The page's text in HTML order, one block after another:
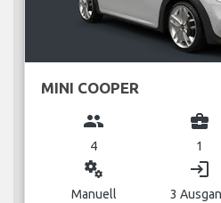
MINI COOPER
group
4
business_center
1
miscellaneous_services
Manuell
login
3